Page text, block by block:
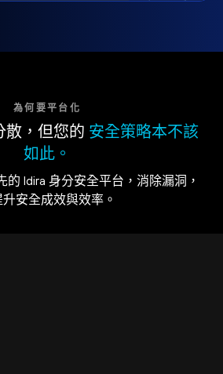
為何要平台化
散，但您的 安全策略本不該
如此。
的 Idira 身分安全平台，消除漏洞，
升安全成效與效率。